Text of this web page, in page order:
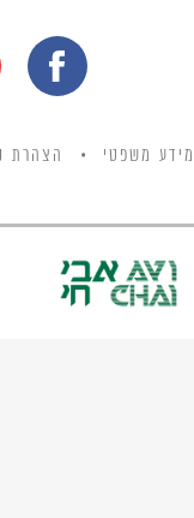
מידע משפטי הצהרת